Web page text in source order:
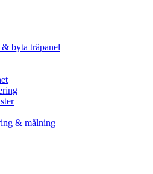
byta träpanel
& målning